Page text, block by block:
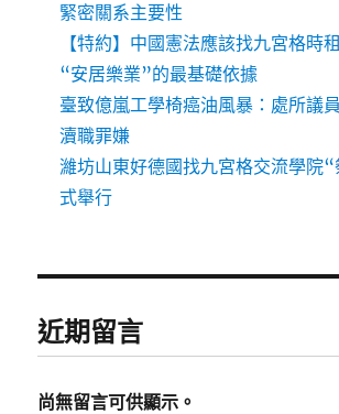
緊密關系主要性
【特約】中國憲法應該找九宮格時
“安居樂業”的最基礎依據
臺致億嵐工學椅癌油風暴：處所議
瀆職罪嫌
濰坊山東好德國找九宮格交流學院
式舉行
近期留言
尚無留言可供顯示。